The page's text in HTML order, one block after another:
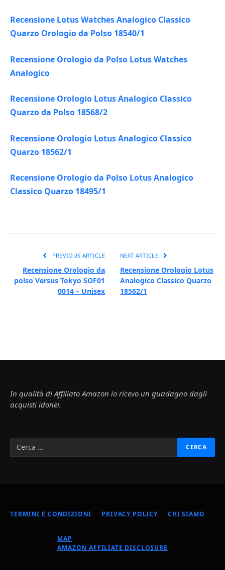
Recensione Lotus Watches Analogico Classico
Quarzo Orologio da Polso 18540/1
Recensione Orologio da Polso Lotus Watches
Analogico
Recensione Orologio Lotus Analogico Classico
Quarzo da Polso 18568/2
Recensione Orologio Lotus Analogico Classico
Quarzo 18562/1
Recensione Orologio da Polso Lotus Analogico
Classico Quarzo 18495/1
PREVIOUS ARTICLE
Recensione Orologio da
polso Versus Tokyo SOF01
0014 – Unisex
NEXT ARTICLE
Recensione Orologio Lotus
Analogico Classico Quarzo
18562/1
In qualità di Affiliato Amazon io ricevo un guadagno dagli
acquisti idonei.
TERMINI E CONDIZIONI PRIVACY POLICY CHI SIAMO
MAP
AMAZON AFFILIATE DISCLOSURE